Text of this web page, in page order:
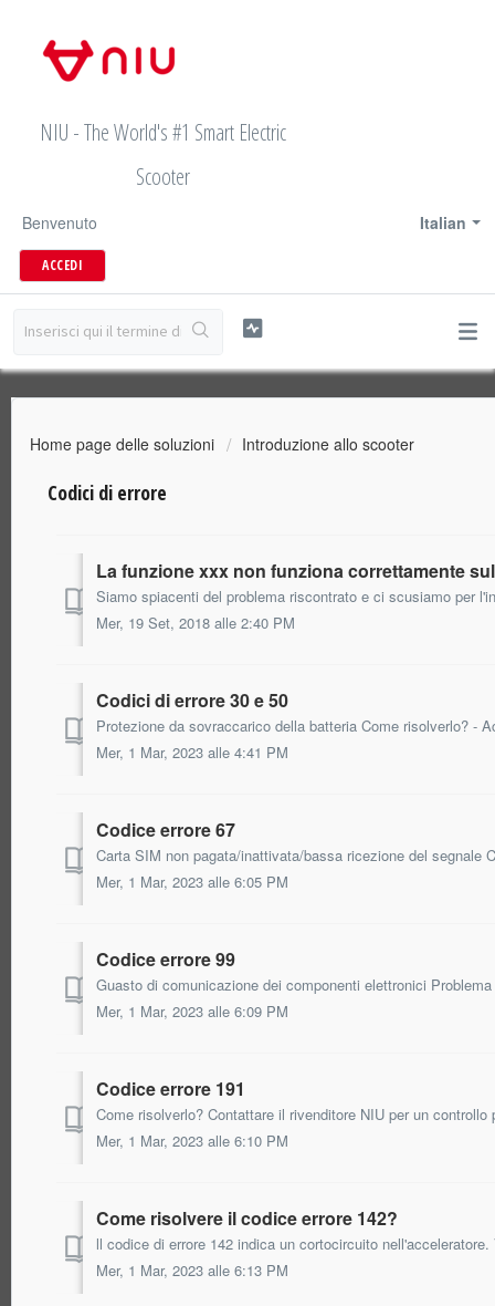
NIU - The World's #1 Smart Electric
Scooter
Italian
Benvenuto
ACCEDI
Home page delle soluzioni Introduzione allo scooter
Codici di errore
La funzione xxx non funziona correttamente
Mer, 19 Set, 2018 alle 2:40 PM
Codici di errore 30 e 50
Mer, 1 Mar, 2023 alle 4:41 PM
Codice errore 67
Mer, 1 Mar, 2023 alle 6:05 PM
Codice errore 99
Mer, 1 Mar, 2023 alle 6:09 PM
Codice errore 191
Come risolverlo? Contattare il rivenditore NIU per un controllo
Mer, 1 Mar, 2023 alle 6:10 PM
Come risolvere il codice errore 142?
ll codice di errore 142 indica un cortocircuito
Mer, 1 Mar, 2023 alle 6:13 PM